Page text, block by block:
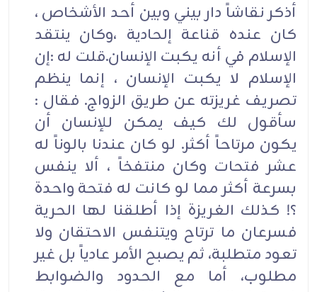
أذكر نقاشاً دار بيني وبين أحد الأشخاص ،
كان عنده قناعة إلحادية ،وكان ينتقد
الإسلام في أنه يكبت الإنسان.قلت له :إن
الإسلام لا يكبت الإنسان ، إنما ينظم
تصريف غريزته عن طريق الزواج. فقال :
سأقول لك كيف يمكن للإنسان أن
يكون مرتاحاً أكثر. لو كان عندنا بالوناً له
عشر فتحات وكان منتفخاً ، ألا ينفس
بسرعة أكثر مما لو كانت له فتحة واحدة
؟! كذلك الغريزة إذا أطلقنا لها الحرية
فسرعان ما ترتاح ويتنفس الاحتقان ولا
تعود متطلبة، ثم يصبح الأمر عادياً بل غير
مطلوب، أما مع الحدود والضوابط